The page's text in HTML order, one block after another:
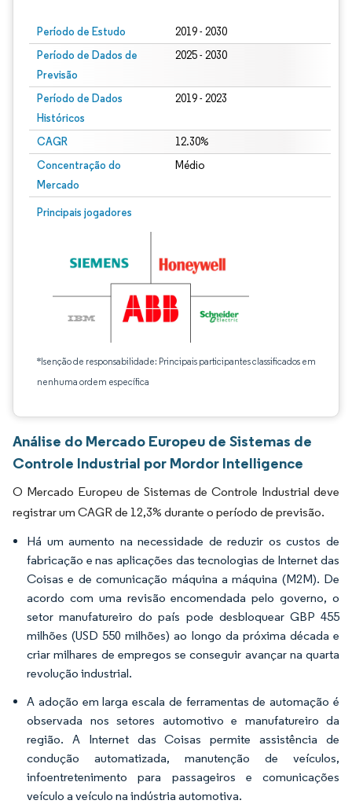
Período de Estudo 2019 - 2030
Período de Dados de
Previsão
2025 - 2030
Período de Dados
Históricos
2019 - 2023
CAGR 12.30%
Concentração do
Mercado
Médio
Principais jogadores
*Isenção de responsabilidade: Principais participantes classificados em
nenhuma ordem específica
Análise do Mercado Europeu de Sistemas de
Controle Industrial por Mordor Intelligence
O Mercado Europeu de Sistemas de Controle Industrial deve
registrar um CAGR de 12,3% durante o período de previsão.
Há um aumento na necessidade de reduzir os custos de
fabricação e nas aplicações das tecnologias de Internet das
Coisas e de comunicação máquina a máquina (M2M). De
acordo com uma revisão encomendada pelo governo, o
setor manufatureiro do país pode desbloquear GBP 455
milhões (USD 550 milhões) ao longo da próxima década e
criar milhares de empregos se conseguir avançar na quarta
revolução industrial.
A adoção em larga escala de ferramentas de automação é
observada nos setores automotivo e manufatureiro da
região. A Internet das Coisas permite assistência de
condução automatizada, manutenção de veículos,
infoentretenimento para passageiros e comunicações
veículo a veículo na indústria automotiva.